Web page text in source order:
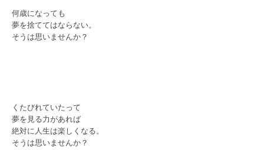
何歳になっても
夢を捨ててはならない。
そうは思いませんか？
くたびれていたって
夢を見る力があれば
絶対に人生は楽しくなる。
そうは思いませんか？